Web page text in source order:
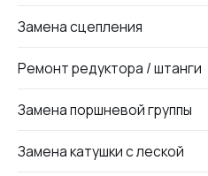
Замена сцепления
Ремонт редуктора / штанги
Замена поршневой группы
Замена катушки с леской